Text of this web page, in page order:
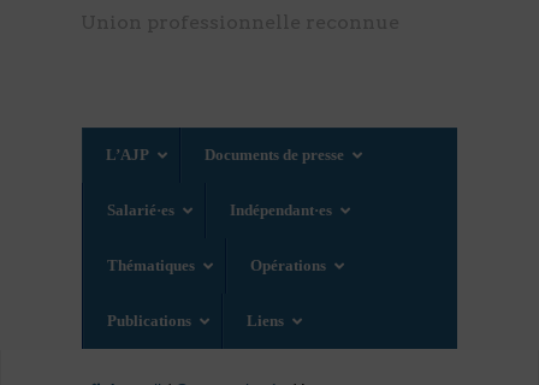
L’AJP Documents de presse
Salarié·es Indépendant·es
Thématiques Opérations
Publications Liens